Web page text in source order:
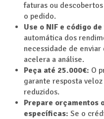
faturas ou
o pedido.
Use o NIF e código
automática dos
necessidade de
acelera a análise.
Peça até 25.000€: O
garante resposta
reduzidos.
Prepare orçamentos
específicas: Se o